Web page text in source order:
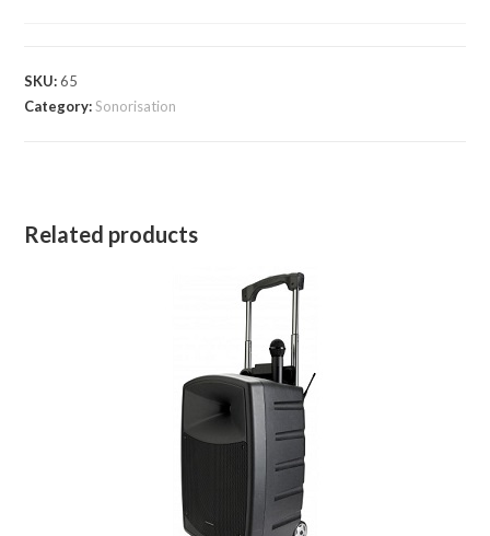
SKU:65
Category:Sonorisation
Related products